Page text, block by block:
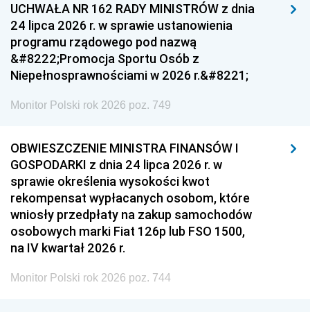
UCHWAŁA NR 162 RADY MINISTRÓW z dnia
24 lipca 2026 r. w sprawie ustanowienia
programu rządowego pod nazwą
&#8222;Promocja Sportu Osób z
Niepełnosprawnościami w 2026 r.&#8221;
Monitor Polski rok 2026 poz. 749
OBWIESZCZENIE MINISTRA FINANSÓW I
GOSPODARKI z dnia 24 lipca 2026 r. w
sprawie określenia wysokości kwot
rekompensat wypłacanych osobom, które
wniosły przedpłaty na zakup samochodów
osobowych marki Fiat 126p lub FSO 1500,
na IV kwartał 2026 r.
Monitor Polski rok 2026 poz. 744